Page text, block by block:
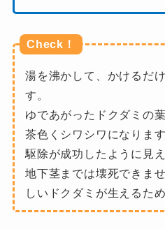
Check！
湯を沸かして、かけるだ
す。
ゆであがったドクダミの
茶色くシワシワになります
駆除が成功したように見
地下茎までは壊死できま
しいドクダミが生えるた